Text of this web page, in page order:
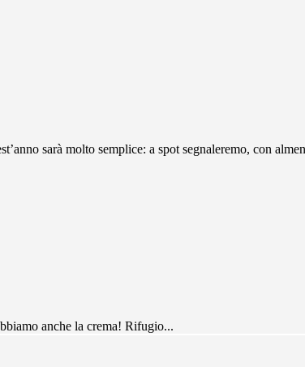
sarà molto semplice: a spot segnaleremo, con
anche la crema! Rifugio...